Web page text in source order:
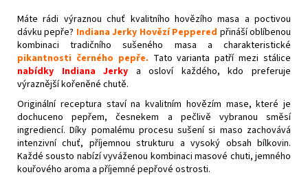
Máte rádi výraznou chuť kvalitního hovězího masa a poctivou
dávku pepře? Indiana Jerky Hovězí Peppered přináší oblíbenou
kombinaci tradičního sušeného masa a charakteristické
pikantnosti černého pepře. Tato varianta patří mezi stálice
nabídky Indiana Jerky a osloví každého, kdo preferuje
výraznější kořeněné chutě.
Originální receptura staví na kvalitním hovězím mase, které je
dochuceno pepřem, česnekem a pečlivě vybranou směsí
ingrediencí. Díky pomalému procesu sušení si maso zachovává
intenzivní chuť, příjemnou strukturu a vysoký obsah bílkovin.
Každé sousto nabízí vyváženou kombinaci masové chuti, jemného
kouřového aroma a příjemné pepřové ostrosti.